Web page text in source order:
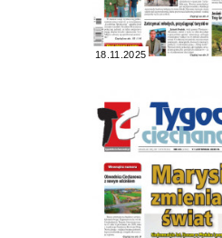
18.11.2025